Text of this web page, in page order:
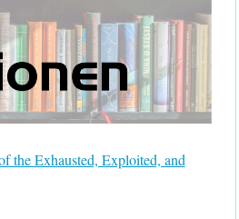
the Exhausted, Exploited, and